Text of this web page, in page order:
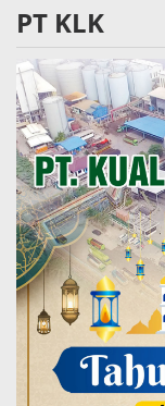
PT KLK